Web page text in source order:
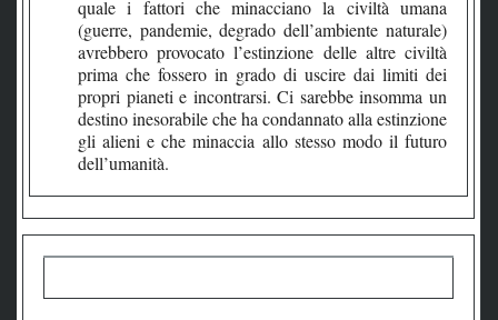
quale i fattori che minacciano la civiltà umana
(guerre, pandemie, degrado dell’ambiente naturale)
avrebbero provocato l’estinzione delle altre civiltà
prima che fossero in grado di uscire dai limiti dei
propri pianeti e incontrarsi. Ci sarebbe insomma un
destino inesorabile che ha condannato alla estinzione
gli alieni e che minaccia allo stesso modo il futuro
dell’umanità.